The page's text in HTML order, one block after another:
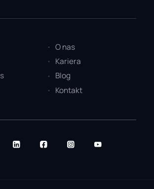
O nas
Kariera
Blog
Kontakt